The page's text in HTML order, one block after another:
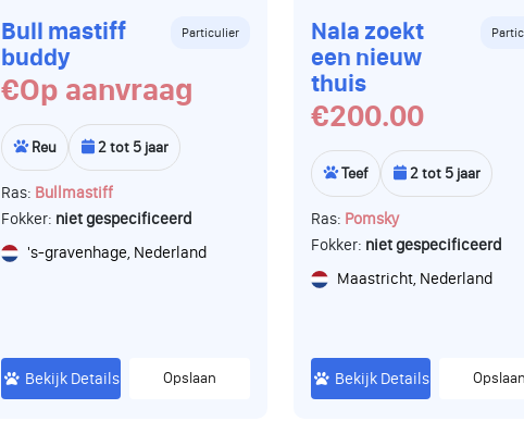
Bull mastiff
buddy
Particulier
€Op aanvraag
Reu 2 tot 5 jaar
Ras: Bullmastiff
Fokker: niet gespecificeerd
's-gravenhage, Nederland
Bekijk Details Opslaan
Nala zoekt
een nieuw
thuis
€200.00
Teef 2 tot 5 jaar
Ras: Pomsky
Fokker: niet gespecificeerd
Maastricht, Nederland
Bekijk Details Opslaan